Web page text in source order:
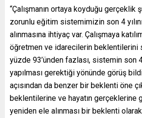
“Çalışmanın ortaya koyduğu gerçeklik
zorunlu eğitim sistemimizin son 4
alınmasına ihtiyaç var. Çalışmaya
öğretmen ve idarecilerin beklentilerini
yüzde 93’ünden fazlası, sistemin son
yapılması gerektiği yönünde görüş
açısından da benzer bir beklenti öne
beklentilerine ve hayatın gerçeklerine
yeniden ele alınması bir beklenti olarak